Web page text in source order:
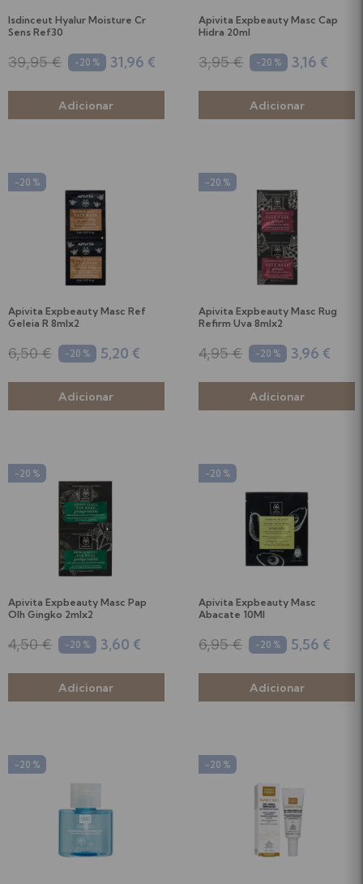
Chupetas e Acessórios
Biberões e Tetinas
Acessórios de Alimentação
Equipamentos e Acessórios
Ver tudo
Almofadas de Amamentação
Ver tudo
Isdinceut Hyalur Moisture Cr
Sens Ref30
39,95 € -20 % 31,96 €
Apivita Expbeauty Masc Cap
Hidra 20ml
3,95 € -20 % 3,16 €
-20 %
Apivita Expbeauty Masc Ref
Geleia R 8mlx2
6,50 € -20 % 5,20 €
-20 %
Apivita Expbeauty Masc Rug
Refirm Uva 8mlx2
4,95 € -20 % 3,96 €
-20 %
Apivita Expbeauty Masc Pap
Olh Gingko 2mlx2
4,50 € -20 % 3,60 €
-20 %
Apivita Expbeauty Masc
Abacate 10Ml
6,95 € -20 % 5,56 €
-20 % -20 %